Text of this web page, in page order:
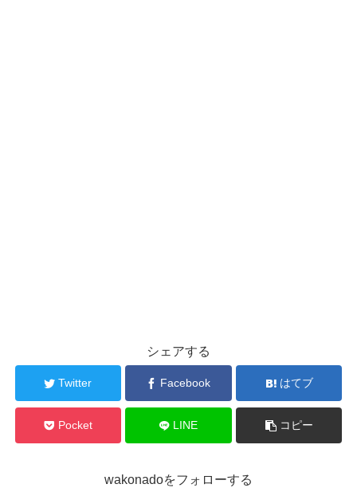
シェアする
Twitter Facebook はてブ
Pocket LINE コピー
wakonadoをフォローする